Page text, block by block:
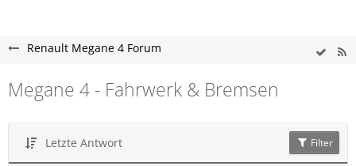
Renault Megane 4 Forum
Megane 4 - Fahrwerk & Bremsen
Letzte Antwort Filter